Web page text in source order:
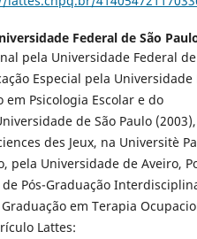
Federal de São
pela Universidade Federal de
Especial pela Universidade
em Psicologia Escolar e do
de São Paulo (2003),
des Jeux, na Universitè
pela Universidade de Aveiro,
Pós-Graduação
em Terapia
Lattes: